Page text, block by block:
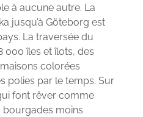
à aucune autre. La
jusqu’à Göteborg est
La traversée du
000 îles et îlots, des
colorées
polies par le temps. Sur
font rêver comme
bourgades moins